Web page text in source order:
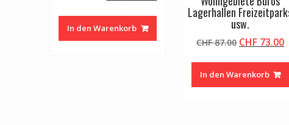
war:
CHF 140.00
In den Warenkorb
Lagerhallen
usw.
CHF87.00
war:
CHF 87.00
CHF73.00
In den Warenkorb